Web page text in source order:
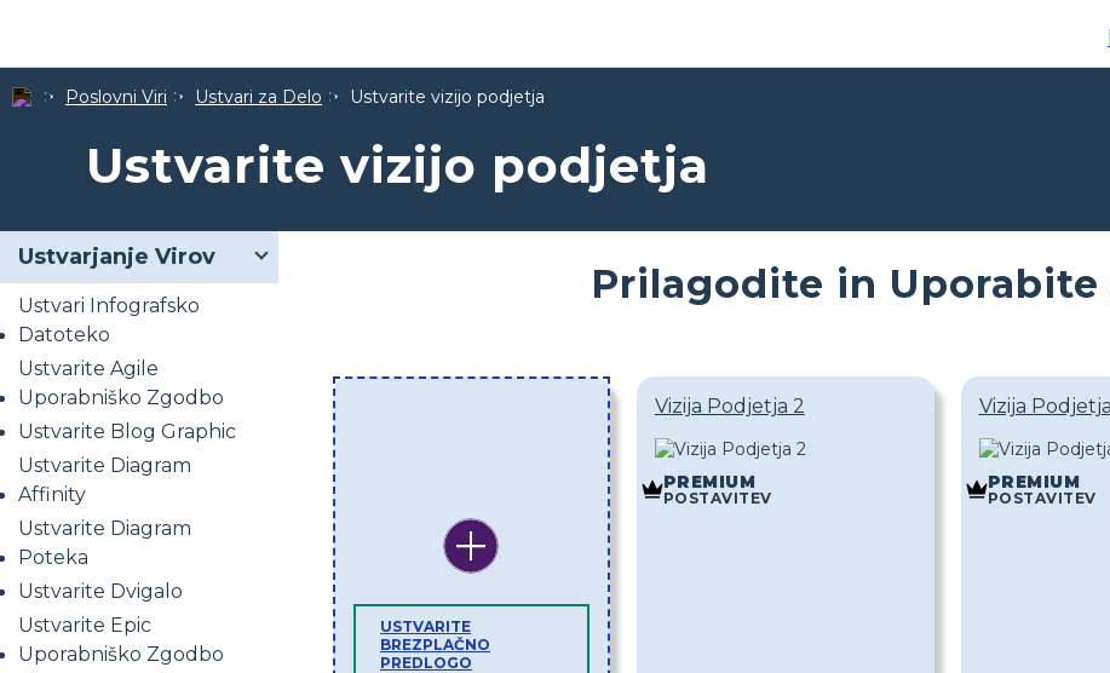
Poslovni Viri Ustvari za Delo Ustvarite vizijo podjetja
Ustvarite vizijo podjetja
Ustvarjanje Virov
Ustvari Infografsko
Datoteko
Ustvarite Agile
Uporabniško Zgodbo
Ustvarite Blog Graphic
Ustvarite Diagram
Affinity
Ustvarite Diagram
Poteka
Ustvarite Dvigalo
Ustvarite Epic
Uporabniško Zgodbo
Prilagodite in Uporabite
USTVARITE
BREZPLAČNO
PREDLOGO
Vizija Podjetja 2
PREMIUM
POSTAVITEV
Vizija
PREMIUM
POSTAVITEV